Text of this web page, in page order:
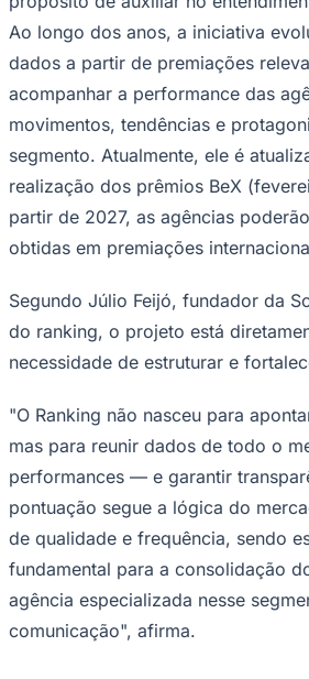
Corinthians
Ao longo dos anos, a iniciativa
dados a partir de premiações
acompanhar a performance das
movimentos, tendências e
segmento. Atualmente, ele é
realização dos prêmios BeX
partir de 2027, as agências
obtidas em premiações
Segundo Júlio Feijó, fundador da
do ranking, o projeto está
necessidade de estruturar e
"O Ranking não nasceu para
mas para reunir dados de todo o
performances — e garantir
pontuação segue a lógica do
de qualidade e frequência, sendo
fundamental para a consolidação
agência especializada nesse
comunicação", afirma.